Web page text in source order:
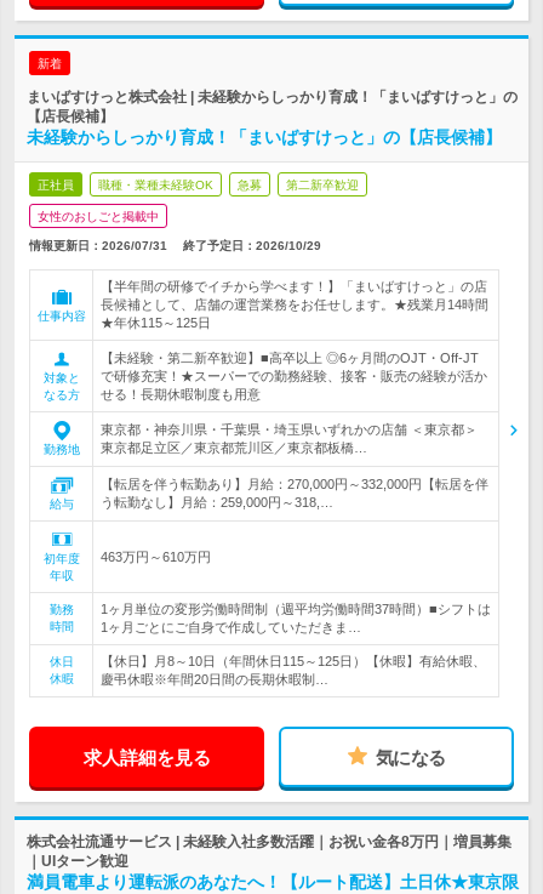
新着
まいばすけっと株式会社 | 未経験からしっかり育成！「まいばすけっと」の
【店長候補】
未経験からしっかり育成！「まいばすけっと」の【店長候補】
正社員 職種・業種未経験OK 急募 第二新卒歓迎
女性のおしごと掲載中
情報更新日：2026/07/31 終了予定日： 2026/10/29
仕事内容
【半年間の研修でイチから学べます！】「まいばすけっと」の店
長候補として、店舗の運営業務をお任せします。★残業月14時間
★年休115～125日
対象と
なる方
【未経験・第二新卒歓迎】■高卒以上 ◎6ヶ月間のOJT・Off‐JT
で研修充実！★スーパーでの勤務経験、接客・販売の経験が活か
せる！長期休暇制度も用意
勤務地
東京都・神奈川県・千葉県・埼玉県いずれかの店舗 ＜東京都＞
東京都足立区／東京都荒川区／東京都板橋…
給与
【転居を伴う転勤あり】月給：270,000円～332,000円【転居を伴
う転勤なし】月給：259,000円～318,…
初年度
年収
463万円～610万円
勤務
時間
1ヶ月単位の変形労働時間制（週平均労働時間37時間）■シフトは
1ヶ月ごとにご自身で作成していただきま…
休日
休暇
【休日】月8～10日（年間休日115～125日）【休暇】有給休暇、
慶弔休暇※年間20日間の長期休暇制…
求人詳細を見る 気になる
株式会社流通サービス | 未経験入社多数活躍｜お祝い金各8万円｜増員募集
｜UIターン歓迎
満員電車より運転派のあなたへ！【ルート配送】土日休★東京限